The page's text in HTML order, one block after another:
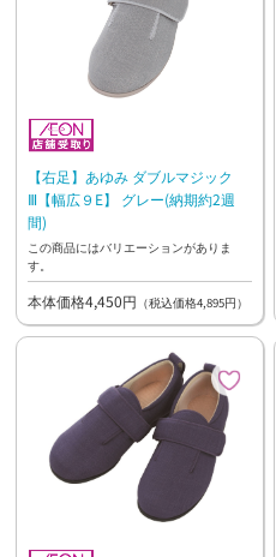
【右足】あゆみ ダブルマジック
Ⅲ【幅広９E】 グレー(納期約2週
間)
この商品にはバリエーションがありま
す。
本体価格4,450円 （税込価格4,895円）